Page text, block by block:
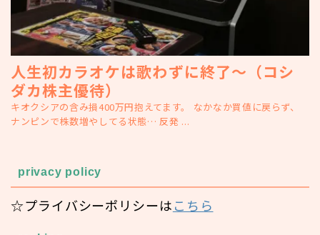
人生初カラオケは歌わずに終了～（コシ
ダカ株主優待）
キオクシアの含み損400万円抱えてます。 なかなか買値に戻らず、
ナンピンで株数増やしてる状態… 反発 ...
privacy policy
☆プライバシーポリシーはこちら